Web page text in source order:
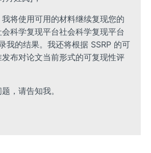
将使用可用的材料继续复现您的
科学复现平台社会科学复现平台
我的结果。我还将根据 SSRP 的可
布对论文当前形式的可复现性评
，请告知我。